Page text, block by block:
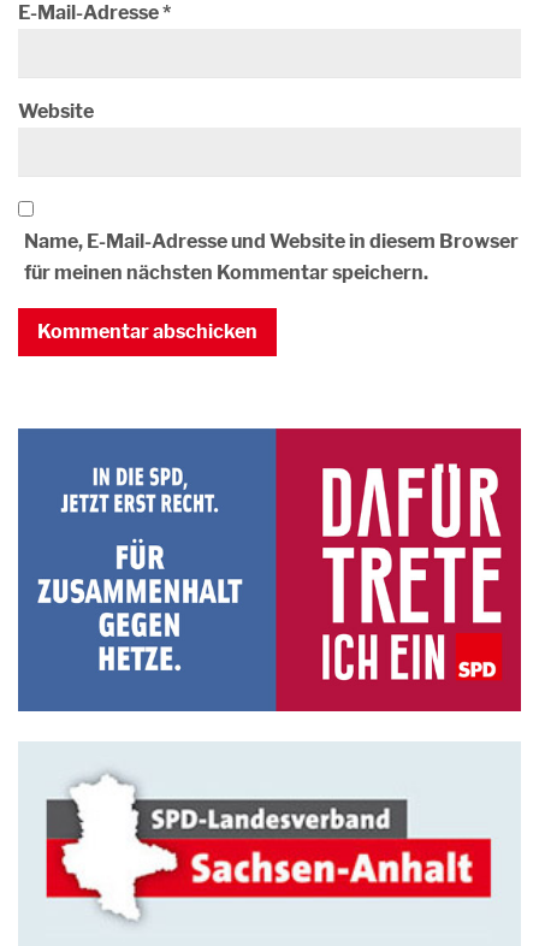
E-Mail-Adresse*
Website
Name, E-Mail-Adresse und Website in diesem Browser
für meinen nächsten Kommentar speichern.